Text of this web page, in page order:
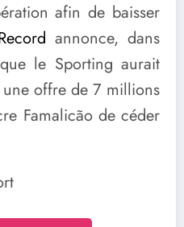
afin de baisser
annonce, dans
le Sporting aurait
offre de 7 millions
Famalicão de céder